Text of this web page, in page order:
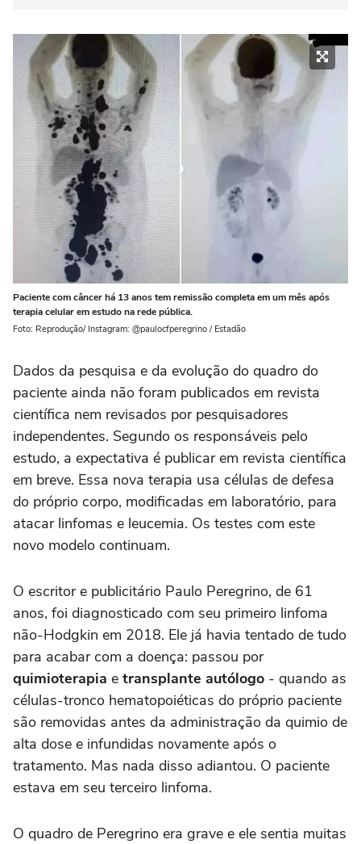
Paciente com câncer há 13 anos tem remissão completa em um mês após
terapia celular em estudo na rede pública.
Foto: Reprodução/ Instagram: @paulocfperegrino / Estadão
Dados da pesquisa e da evolução do quadro do
paciente ainda não foram publicados em revista
científica nem revisados por pesquisadores
independentes. Segundo os responsáveis pelo
estudo, a expectativa é publicar em revista científica
em breve. Essa nova terapia usa células de defesa
do próprio corpo, modificadas em laboratório, para
atacar linfomas e leucemia. Os testes com este
novo modelo continuam.
O escritor e publicitário Paulo Peregrino, de 61
anos, foi diagnosticado com seu primeiro linfoma
não-Hodgkin em 2018. Ele já havia tentado de tudo
para acabar com a doença: passou por
quimioterapia e transplante autólogo - quando as
células-tronco hematopoiéticas do próprio paciente
são removidas antes da administração da quimio de
alta dose e infundidas novamente após o
tratamento. Mas nada disso adiantou. O paciente
estava em seu terceiro linfoma.
O quadro de Peregrino era grave e ele sentia muitas